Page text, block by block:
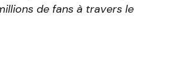
de fans à travers le